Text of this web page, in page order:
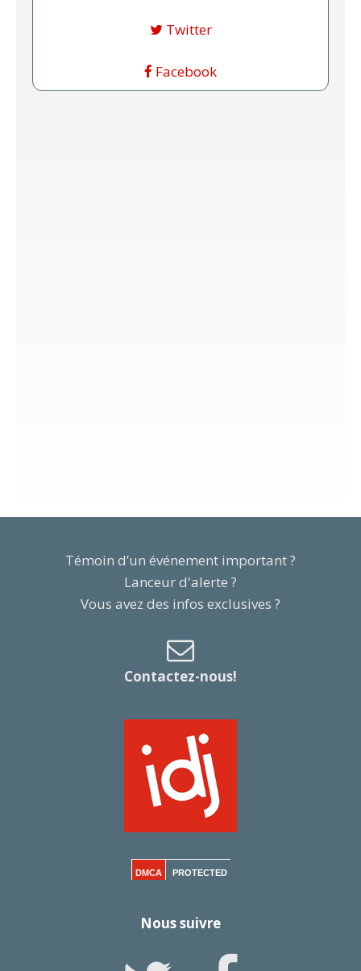
Twitter
Facebook
Témoin d’un événement important ?
Lanceur d'alerte ?
Vous avez des infos exclusives ?
Contactez-nous!
DMCA PROTECTED
Nous suivre